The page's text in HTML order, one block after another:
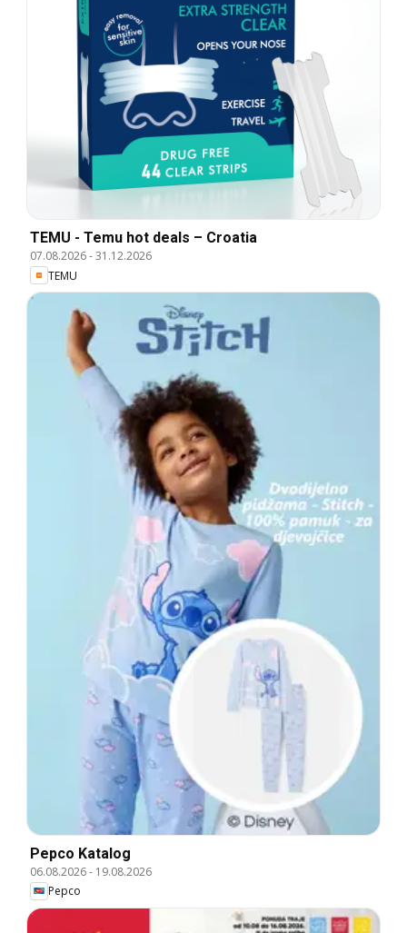
TEMU - Temu hot deals – Croatia
07.08.2026-31.12.2026
TEMU
Pepco Katalog
06.08.2026- 19.08.2026
Pepco